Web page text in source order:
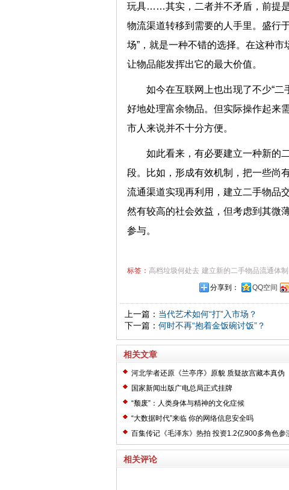
玩具……其实，二者并不矛盾，前提
物流渠道转移到需要的人手里。盛行
场”，就是一种不错的选择。在这种
让物品能发挥出它的最大价值。
如今在互联网上也出现了不少“
好地处理富余物品。但实际操作起来
市人来说并不十分方便。
如此看来，有必要建立一种新的
段。比如，形成有效机制，把一些尚
流通渠道实现再利用，建立二手物品
然有较高的社会效益，但考虑到其微
参与。
标签： 高档垃圾何处去 建立新的二手物品流通体制
分享到：
QQ空间
上一篇： 当代艺术如何“打”入市场？
下一篇： 何时不再“抱着金饭碗讨饭”？
相关文章
河北学者还原《兰亭序》原貌 质疑故宫藏本真伪
国家新闻出版广电总局正式挂牌
“颓废”：人类身体与精神的文化症候
“大数据时代”来临 你的网络信息安全吗
百集传记《毛泽东》热拍 投资1.2亿900多角色参
相关评论